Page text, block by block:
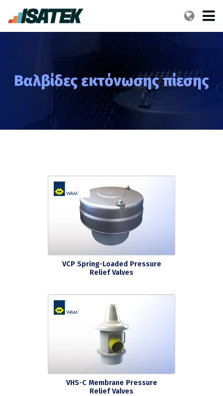
Βαλβίδες εκτόνωσης πίεσης
VCP Spring-Loaded Pressure
Relief Valves
VHS-C Membrane Pressure
Relief Valves